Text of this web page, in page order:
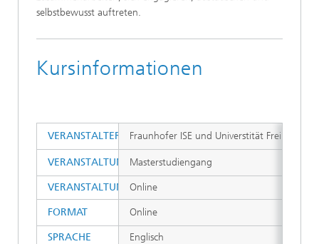
selbstbewusst auftreten.
Kursinformationen
Fraunhofer ISE und Universtität Freiburg
Masterstudiengang
Online
Online
Englisch
VERANSTALTER
VERANSTALTUNGSTYP
VERANSTALTUNGSORT
FORMAT
SPRACHE